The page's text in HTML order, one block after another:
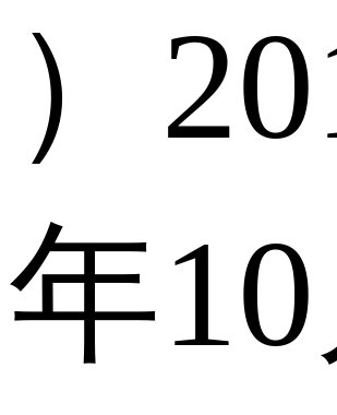
）
年10